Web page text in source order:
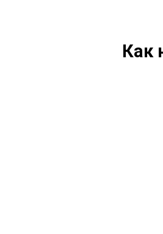
Как